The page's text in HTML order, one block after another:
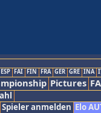
ESP FAI FIN FRA GER GRE INA
Pictures
Spieler anmelden Elo